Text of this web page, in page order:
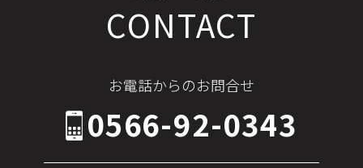
CONTACT
お電話からのお問合せ
0566-92-0343